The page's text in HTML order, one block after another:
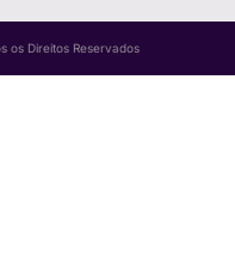
os Direitos Reservados